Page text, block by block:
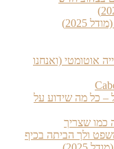
(ואנחנו
מה שידוע על
שצריך
הביתה בכיף